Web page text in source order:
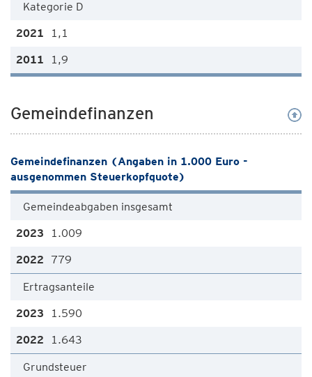
Kategorie D
1,1
1,9
Gemeindefinanzen
Gemeindefinanzen (Angaben in 1.000 Euro -
ausgenommen Steuerkopfquote)
Gemeindeabgaben insgesamt
1.009
779
Ertragsanteile
1.590
1.643
Grundsteuer